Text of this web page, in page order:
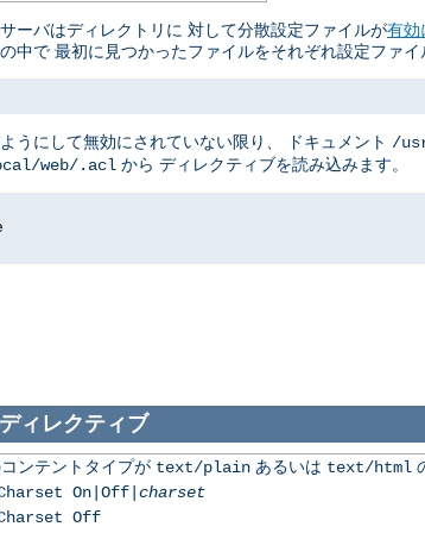
ーバはディレクトリに 対して分散設定ファイルが有効
中で 最初に見つかったファイルをそれぞれ設定ファ
うにして無効にされていない限り、 ドキュメント /
web/.acl から ディレクティブを読み込みます。
ディレクティブ
ンテントタイプが text/plainあるいは text/html
On|Off| charset
Off